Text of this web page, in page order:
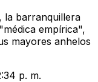
la barranquillera
empírica",
mayores anhelos
p. m.